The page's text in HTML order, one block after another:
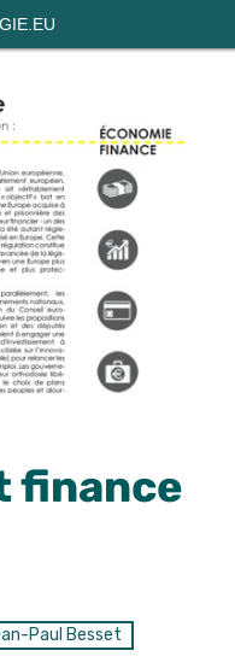
finance
Paul Besset